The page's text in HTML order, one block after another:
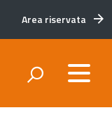
Area riservata